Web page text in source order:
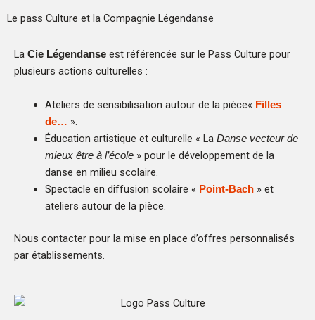
Le pass Culture et la Compagnie Légendanse
La Cie Légendanse est référencée sur le Pass Culture pour
plusieurs actions culturelles :
Ateliers de sensibilisation autour de la pièce« Filles
de… ».
Éducation artistique et culturelle « La Danse vecteur de
mieux être à l’école» pour le développement de la
danse en milieu scolaire.
Spectacle en diffusion scolaire « Point-Bach» et
ateliers autour de la pièce.
Nous contacter pour la mise en place d’offres personnalisés
par établissements.